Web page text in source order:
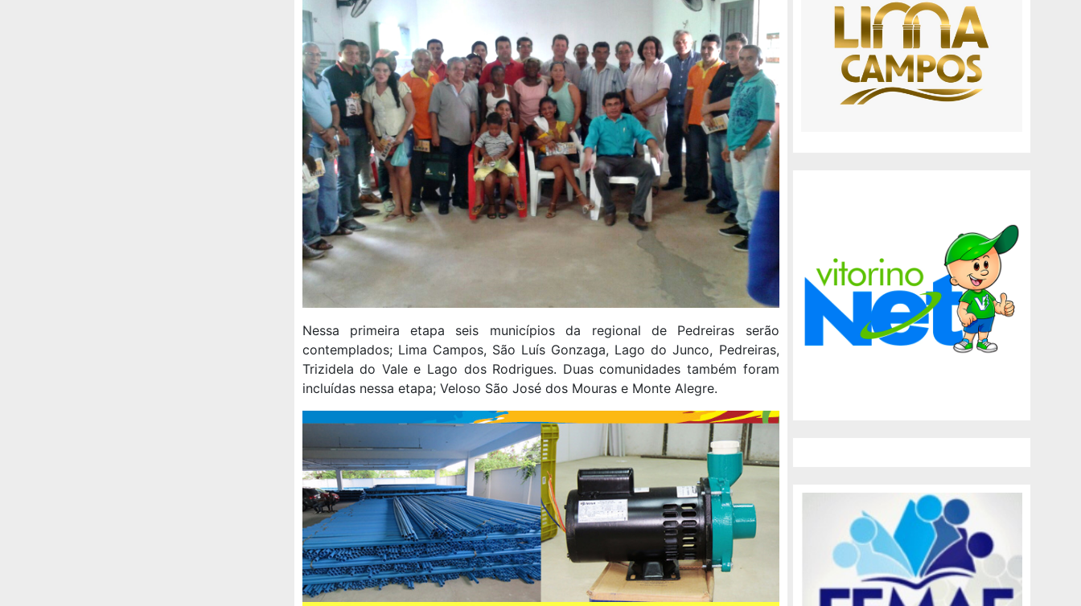
Nessa primeira etapa seis municípios da regional de Pedreiras serão
contemplados; Lima Campos, São Luís Gonzaga, Lago do Junco, Pedreiras,
Trizidela do Vale e Lago dos Rodrigues. Duas comunidades também foram
incluídas nessa etapa; Veloso São José dos Mouras e Monte Alegre.